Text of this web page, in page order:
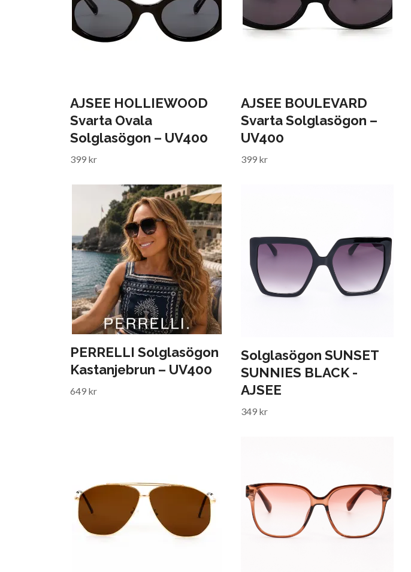
AJSEE HOLLIEWOOD
Svarta Ovala
Solglasögon – UV400
399 kr
AJSEE BOULEVARD
Svarta Solglasögon –
UV400
399 kr
PERRELLI Solglasögon
Kastanjebrun – UV400
649 kr
Solglasögon SUNSET
SUNNIES BLACK -
AJSEE
349 kr